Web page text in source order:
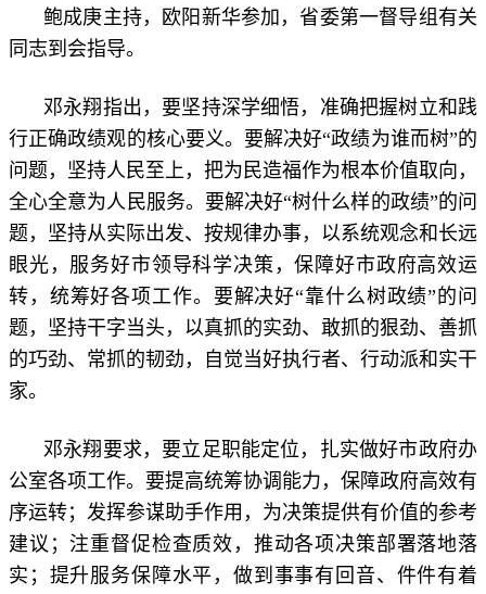
鲍成庚主持，欧阳新华参加，省委第一督导组有关
同志到会指导。
邓永翔指出，要坚持深学细悟，准确把握树立和践
行正确政绩观的核心要义。要解决好“政绩为谁而树”的
问题，坚持人民至上，把为民造福作为根本价值取向，
全心全意为人民服务。要解决好“树什么样的政绩”的问
题，坚持从实际出发、按规律办事，以系统观念和长远
眼光，服务好市领导科学决策，保障好市政府高效运
转，统筹好各项工作。要解决好“靠什么树政绩”的问
题，坚持干字当头，以真抓的实劲、敢抓的狠劲、善抓
的巧劲、常抓的韧劲，自觉当好执行者、行动派和实干
家。
邓永翔要求，要立足职能定位，扎实做好市政府办
公室各项工作。要提高统筹协调能力，保障政府高效有
序运转；发挥参谋助手作用，为决策提供有价值的参考
建议；注重督促检查质效，推动各项决策部署落地落
实；提升服务保障水平，做到事事有回音、件件有着